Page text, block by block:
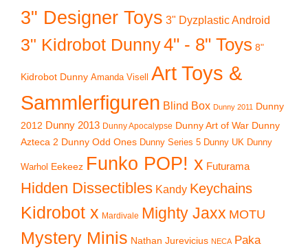
3" Designer Toys 3" Dyzplastic Android
3" Kidrobot Dunny4" - 8" Toys 8"
Kidrobot Dunny Amanda Visell Art Toys &
Sammlerfiguren Blind Box Dunny 2011 Dunny
2012 Dunny 2013 Dunny Apocalypse Dunny Art of War Dunny
Azteca 2 Dunny Odd Ones Dunny Series 5 Dunny UK Dunny
Warhol Eekeez Funko POP! x Futurama
Hidden Dissectibles Kandy Keychains
Kidrobot x Mardivale Mighty Jaxx MOTU
Mystery Minis Nathan Jurevicius NECA Paka